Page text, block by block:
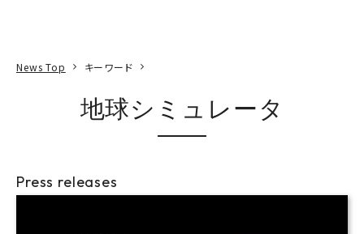
News Top キーワード
地球シミュレータ
Press releases